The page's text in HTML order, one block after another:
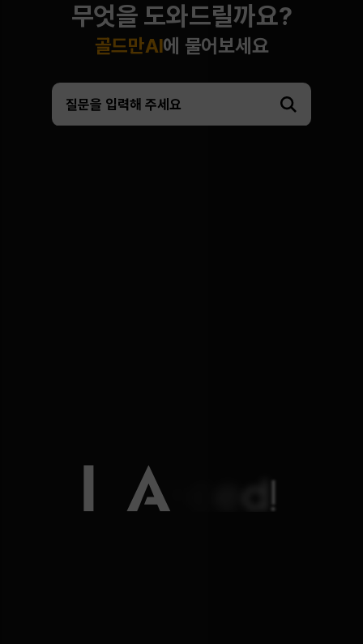
무엇을 도와드릴까요?
골드만AI에 물어보세요
AI와 함께 더 앞선 의료,
골드만 비뇨의학과는 정밀치료에 AI기술을